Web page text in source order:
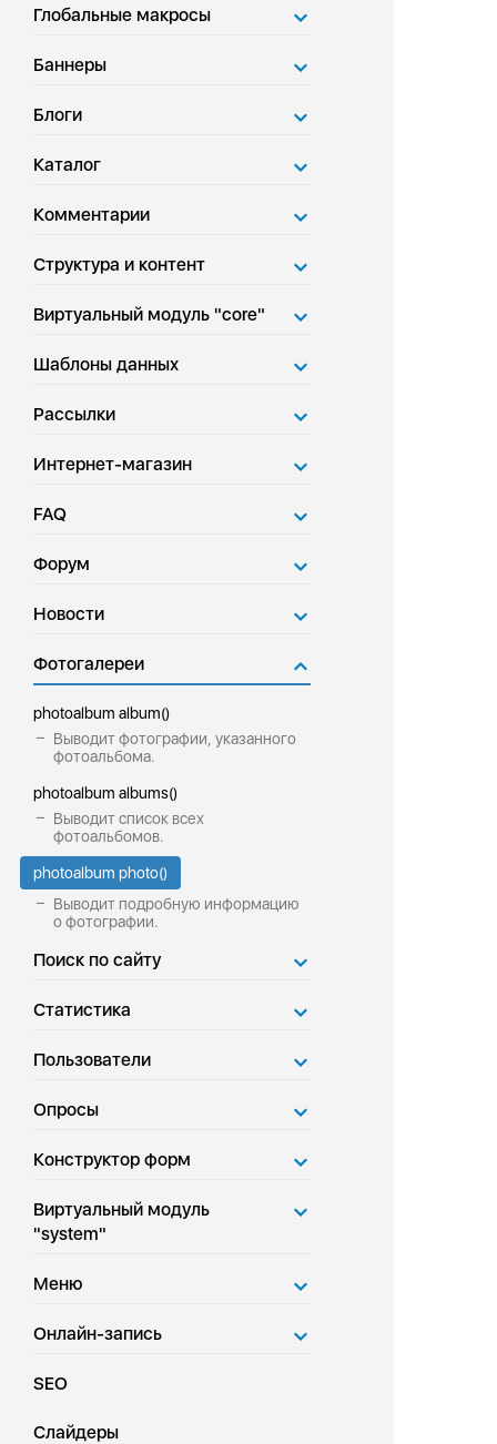
Глобальные макросы
Баннеры
Блоги
Каталог
Комментарии
Структура и контент
Виртуальный модуль "core"
Шаблоны данных
Рассылки
Интернет-магазин
FAQ
Форум
Новости
Фотогалереи
photoalbum album()
Выводит фотографии, указанного
фотоальбома.
photoalbum albums()
Выводит список всех
фотоальбомов.
photoalbum photo()
Выводит подробную информацию
о фотографии.
Поиск по сайту
Статистика
Пользователи
Опросы
Конструктор форм
Виртуальный модуль
"system"
Меню
Онлайн-запись
SEO
Слайдеры